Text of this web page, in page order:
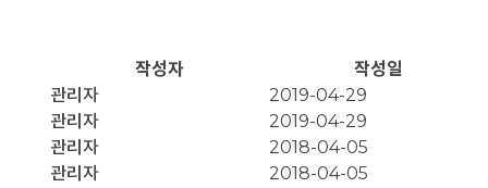
작성자
작성일
관리자
2019-04-29
관리자
2019-04-29
관리자
2018-04-05
관리자
2018-04-05